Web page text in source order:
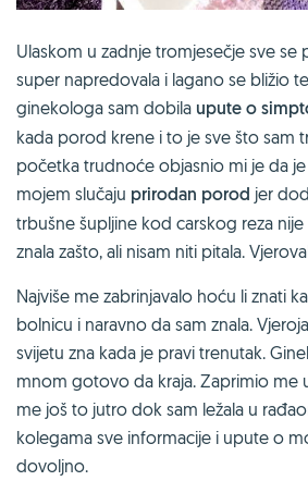
Ulaskom u zadnje tromjesečje sve se
super napredovala i lagano se bližio
ginekologa sam dobila upute o
kada porod krene i to je sve što sam
početka trudnoće objasnio mi je da je
mojem slučaju prirodan porod jer
trbušne šupljine kod carskog reza nije
znala zašto, ali nisam niti pitala.
Najviše me zabrinjavalo hoću li znati
bolnicu i naravno da sam znala.
svijetu zna kada je pravi trenutak.
mnom gotovo da kraja. Zaprimio me
me još to jutro dok sam ležala u
kolegama sve informacije i upute o
dovoljno.